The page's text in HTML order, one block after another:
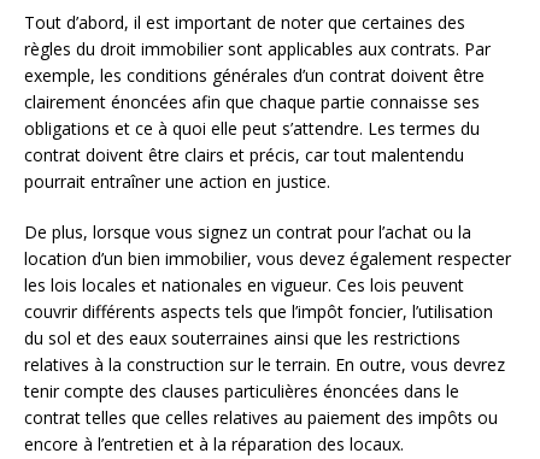
Tout d’abord, il est important de noter que certaines des
règles du droit immobilier sont applicables aux contrats. Par
exemple, les conditions générales d’un contrat doivent être
clairement énoncées afin que chaque partie connaisse ses
obligations et ce à quoi elle peut s’attendre. Les termes du
contrat doivent être clairs et précis, car tout malentendu
pourrait entraîner une action en justice.
De plus, lorsque vous signez un contrat pour l’achat ou la
location d’un bien immobilier, vous devez également respecter
les lois locales et nationales en vigueur. Ces lois peuvent
couvrir différents aspects tels que l’impôt foncier, l’utilisation
du sol et des eaux souterraines ainsi que les restrictions
relatives à la construction sur le terrain. En outre, vous devrez
tenir compte des clauses particulières énoncées dans le
contrat telles que celles relatives au paiement des impôts ou
encore à l’entretien et à la réparation des locaux.